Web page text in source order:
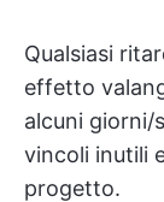
Qualsiasi
effetto
alcuni giorni/
vincoli inutili
progetto.